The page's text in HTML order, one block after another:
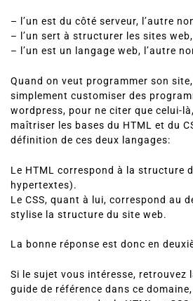
– l’un est du côté serveur, l’autre
– l’un sert à structurer les sites
– l’un est un langage web, l’autre
Quand on veut programmer son
simplement customiser des
wordpress, pour ne citer que celui-
maîtriser les bases du HTML et du
définition de ces deux langages:
Le HTML correspond à la structure
hypertextes).
Le CSS, quant à lui, correspond au
stylise la structure du site web.
La bonne réponse est donc en
Si le sujet vous intéresse, retrouvez
guide de référence dans ce